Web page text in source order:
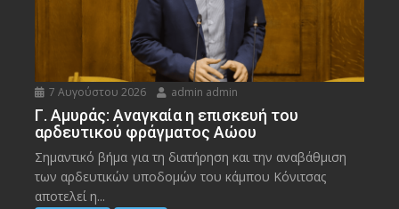
7 Αυγούστου 2026 admin admin
Γ. Αμυράς: Αναγκαία η επισκευή του
αρδευτικού φράγματος Αώου
Σημαντικό βήμα για τη διατήρηση και την αναβάθμιση
των αρδευτικών υποδομών του κάμπου Κόνιτσας
αποτελεί η...